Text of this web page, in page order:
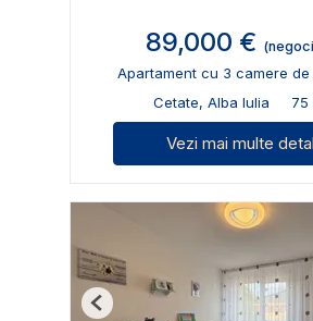
89,000 €
Apartament cu 3 camere de
Cetate, Alba Iulia
75
Vezi mai multe
Previous